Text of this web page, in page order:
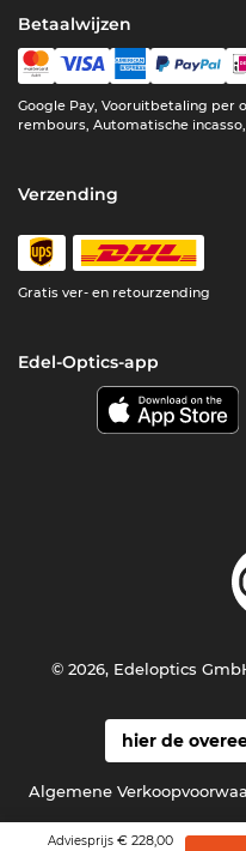
Adviesprijs € 228,00
Betaalwijzen
Google Pay, Vooruitbetaling per
rembours, Automatische
Verzending
Gratis ver- en retourzending
Edel-Optics-app
hier de
Algemene
© 2026, Edeloptics